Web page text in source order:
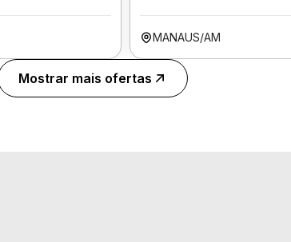
MANAUS/AM
Mostrar mais ofertas